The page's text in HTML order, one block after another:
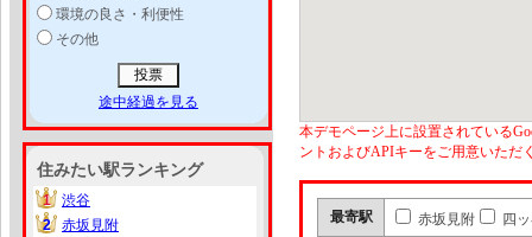
環境の良さ・利便性
その他
途中経過を見る
住みたい駅ランキング
1
1
渋谷
2
2
赤坂見附
本デモページ上に設置されている
ントおよびAPIキーをご用意いただ
最寄駅 赤坂見附 四